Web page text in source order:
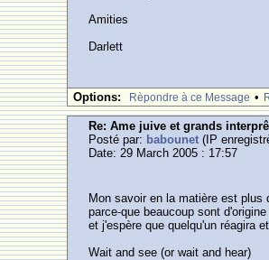
Amities
Darlett
Options: Rèpondre à ce Message •
Re: Ame juive et grands
Posté par: babounet (IP
Date: 29 March 2005 : 17:57
Mon savoir en la matière est
parce-que beaucoup sont
et j'espère que quelqu'un réagira
Wait and see (or wait and hear)